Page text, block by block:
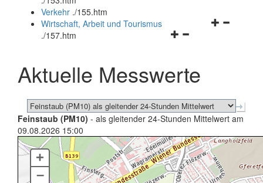
und
schließen
Verkehr ./155.htm
Navigationsmenü
schließen
Wirtschaft, Arbeit und Tourismus
./157.htm
Aktuelle Messwerte
Feinstaub (PM10) - als gleitender 24-Stunden Mittelwert am
09.08.2026 15:00
+
–